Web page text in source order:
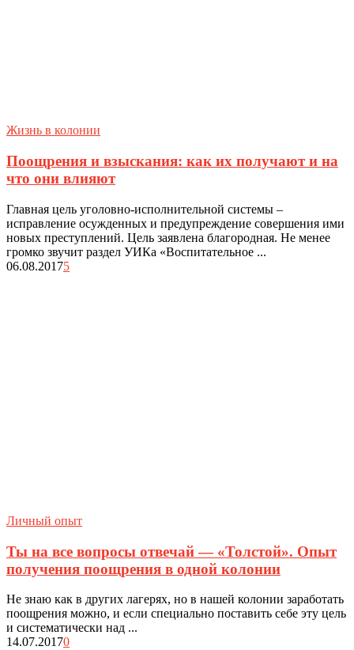
Жизнь в колонии
Поощрения и взыскания: как их получают и на
что они влияют
Главная цель уголовно-исполнительной системы –
исправление осужденных и предупреждение совершения ими
новых преступлений. Цель заявлена благородная. Не менее
громко звучит раздел УИКа «Воспитательное ...
06.08.20175
Личный опыт
Ты на все вопросы отвечай — «Толстой». Опыт
получения поощрения в одной колонии
Не знаю как в других лагерях, но в нашей колонии заработать
поощрения можно, и если специально поставить себе эту цель
и систематически над ...
14.07.20170